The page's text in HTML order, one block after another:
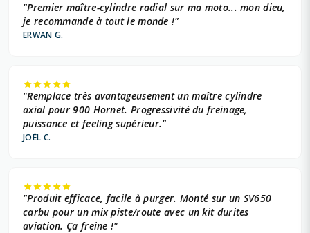
"Premier maître-cylindre radial sur ma moto... mon dieu,
je recommande à tout le monde !"
ERWAN G.
"Remplace très avantageusement un maître cylindre
axial pour 900 Hornet. Progressivité du freinage,
puissance et feeling supérieur."
JOËL C.
"Produit efficace, facile à purger. Monté sur un SV650
carbu pour un mix piste/route avec un kit durites
aviation. Ça freine !"